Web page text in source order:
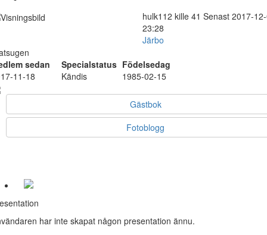
hulk112 kille 41 Senast 2017-
23:28
Järbo
sedan
Specialstatus Födelsedag
11-18
Kändis 1985-02-15
Gästbok
Fotoblogg
har inte skapat någon presentation ännu.